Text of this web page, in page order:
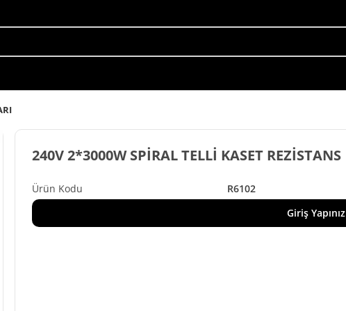
R6102
240V 2*3000W SPİRAL TELLİ KASET REZİSTANS
Giriş Yapınız